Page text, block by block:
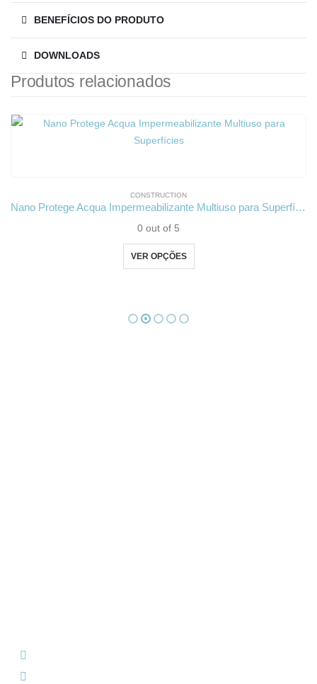
BENEFÍCIOS DO PRODUTO
DOWNLOADS
Produtos relacionados
CONSTRUCTION
Nano Protege Acqua Impermeabilizante Multiuso para Superfícies
0 out of 5
VER OPÇÕES
Este produto tem várias variantes. As opções podem ser escolhidas na página do produto